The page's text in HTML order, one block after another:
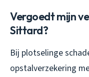
Vergoedt mijn
Sittard?
Bij plotselinge
opstalverzekering